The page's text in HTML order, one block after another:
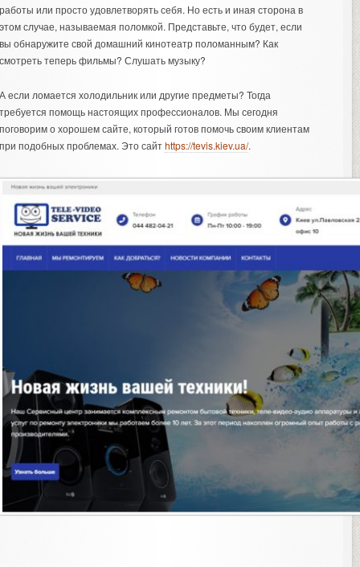
или просто удовлетворять себя. Но есть и иная сторона в
случае, называемая поломкой. Представьте, что будет, если
обнаружите свой домашний кинотеатр поломанным? Как
теперь фильмы? Слушать музыку?
если ломается холодильник или другие предметы? Тогда
помощь настоящих профессионалов. Мы сегодня
о хорошем сайте, который готов помочь своим клиентам
подобных проблемах. Это сайтhttps://tevis.kiev.ua/.